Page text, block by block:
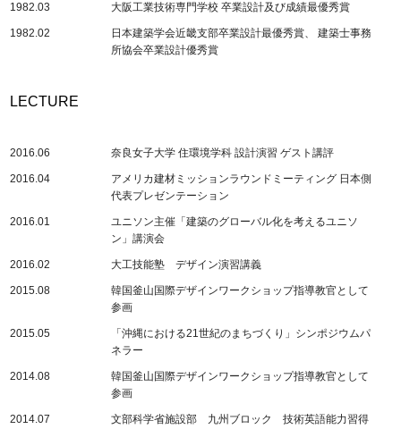
1982.03 大阪工業技術専門学校 卒業設計及び成績最優秀賞
1982.02
日本建築学会近畿支部卒業設計最優秀賞、 建築士事務
所協会卒業設計優秀賞
LECTURE
2016.06 奈良女子大学 住環境学科 設計演習 ゲスト講評
2016.04
アメリカ建材ミッションラウンドミーティング 日本側
代表プレゼンテーション
2016.01
ユニソン主催「建築のグローバル化を考えるユニソ
ン」講演会
2016.02 大工技能塾 デザイン演習講義
2015.08
韓国釜山国際デザインワークショップ指導教官として
参画
2015.05
「沖縄における21世紀のまちづくり」シンポジウムパ
ネラー
2014.08
韓国釜山国際デザインワークショップ指導教官として
参画
2014.07
文部科学省施設部 九州ブロック 技術英語能力習得